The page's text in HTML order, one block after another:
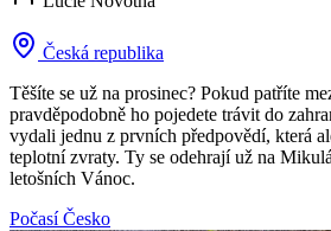
Česká republika
Těšíte se už na prosinec? Pokud patříte
pravděpodobně ho pojedete trávit do
vydali jednu z prvních předpovědí, která
teplotní zvraty. Ty se odehrají už na
letošních Vánoc.
Počasí Česko